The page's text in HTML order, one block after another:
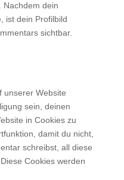
Nachdem dein
ist dein Profilbild
sichtbar.
unserer Website
sein, deinen
in Cookies zu
damit du nicht,
schreibst, all diese
Cookies werden